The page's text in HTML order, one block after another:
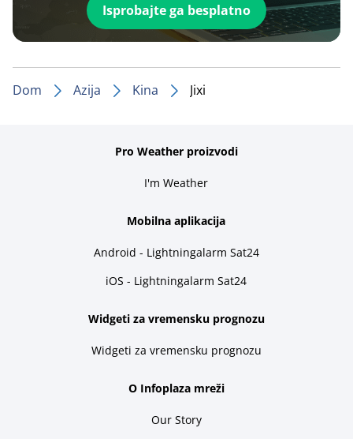
Isprobajte ga besplatno
Dom Azija Kina Jixi
Pro Weather proizvodi
I'm Weather
Mobilna aplikacija
Android - Lightningalarm Sat24
iOS - Lightningalarm Sat24
Widgeti za vremensku prognozu
Widgeti za vremensku prognozu
O Infoplaza mreži
Our Story